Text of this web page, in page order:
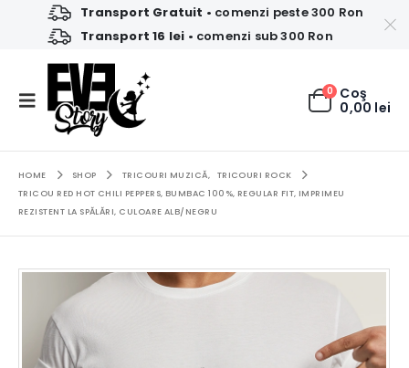
Transport Gratuit • comenzi peste 300 Ron
Transport 16 lei • comenzi sub 300 Ron
0 Coş
0,00 lei
HOME SHOP TRICOURI MUZICĂ,
TRICOURI ROCK
TRICOU RED HOT CHILI PEPPERS, BUMBAC 100%, REGULAR FIT, IMPRIMEU
REZISTENT LA SPĂLĂRI, CULOARE ALB/NEGRU